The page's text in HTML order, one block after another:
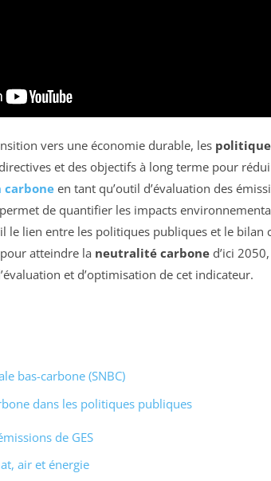
vers une économie durable, les
et des objectifs à long terme pour
carbone en tant qu’outil d’évaluation des
de quantifier les impacts
le lien entre les politiques publiques et le bilan
atteindre la neutralité carbone d’ici
et d’optimisation de cet indicateur.
bas-carbone (SNBC)
dans les politiques publiques
de GES
air et énergie